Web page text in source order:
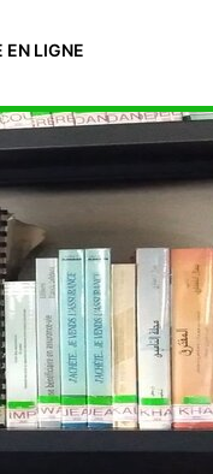
EN LIGNE